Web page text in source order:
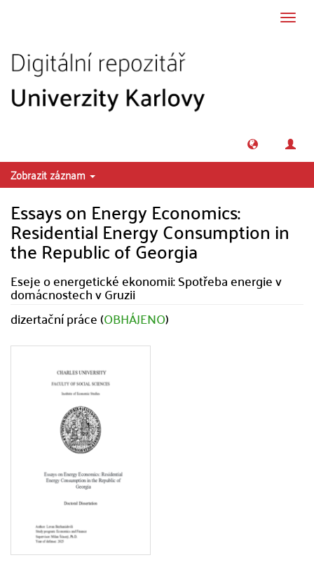
Zobrazit záznam
Essays on Energy Economics:
Residential Energy Consumption in
the Republic of Georgia
Eseje o energetické ekonomii: Spotřeba energie v
domácnostech v Gruzii
dizertační práce (OBHÁJENO)